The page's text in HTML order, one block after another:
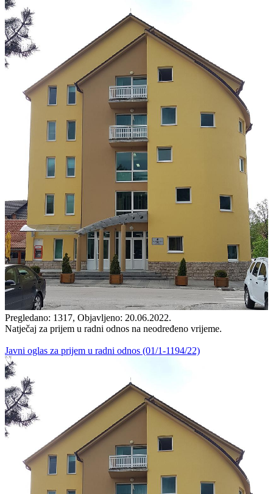
Pregledano: 1317, Objavljeno: 20.06.2022.
Natječaj za prijem u radni odnos na neodređeno vrijeme.
Javni oglas za prijem u radni odnos (01/1-1194/22)